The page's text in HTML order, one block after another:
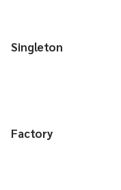
Singleton
Factory